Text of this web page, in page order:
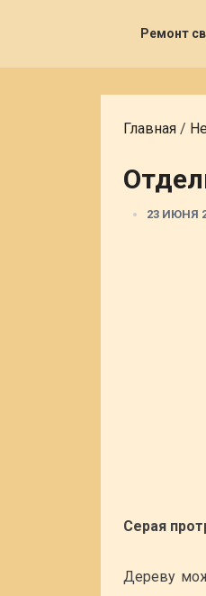
Ремонт
Главная /
23 ИЮНЯ
Серая
Дереву